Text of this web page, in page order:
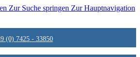
Zur Suche springen Zur Hauptnavigation
(0) 7425 - 33850